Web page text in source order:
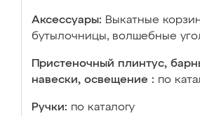
Аксессуары: Выкатные
бутылочницы, волшебные
Пристеночный плинтус,
навески, освещение : по
Ручки: по каталогу